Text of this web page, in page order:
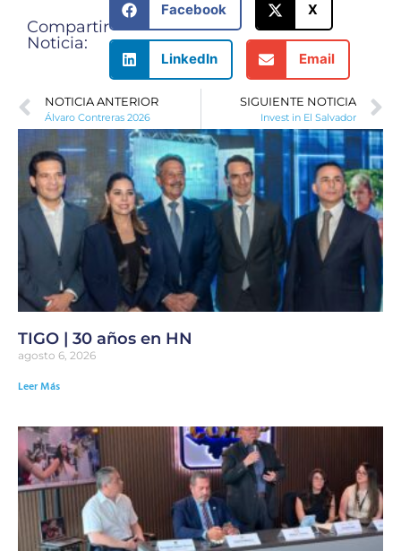
Compartir
Noticia:
Facebook X
LinkedIn Email
NOTICIA ANTERIOR
Álvaro Contreras 2026
SIGUIENTE NOTICIA
Invest in El Salvador
TIGO | 30 años en HN
agosto 6, 2026
Leer Más